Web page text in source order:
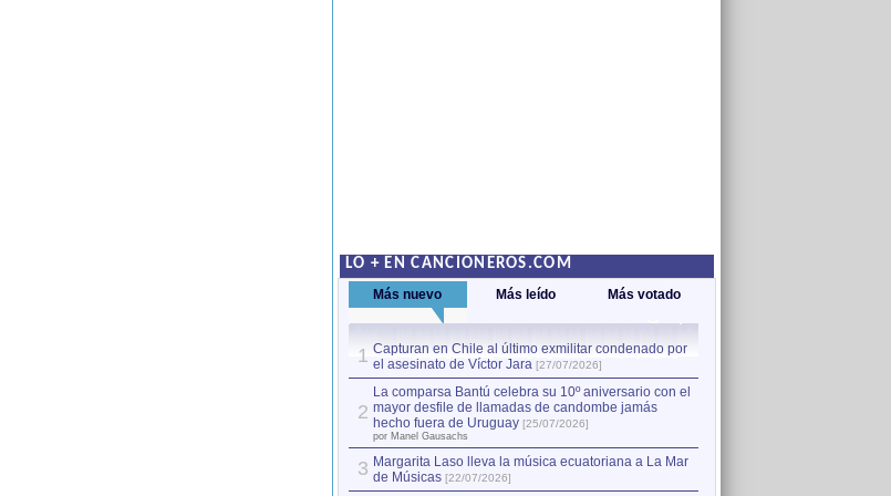
LO + EN CANCIONEROS.COM
Más nuevo Más leído Más votado
1 Capturan en Chile al último exmilitar condenado por
el asesinato de Víctor Jara [27/07/2026]
2
La comparsa Bantú celebra su 10º aniversario con el
mayor desfile de llamadas de candombe jamás
hecho fuera de Uruguay [25/07/2026]
por Manel Gausachs
3 Margarita Laso lleva la música ecuatoriana a La Mar
de Músicas [22/07/2026]